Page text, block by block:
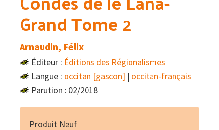
Grand Tome 2
Arnaudin, Félix
Éditeur : Éditions des Régionalismes
Langue : occitan [gascon] | occitan-français
Parution : 02/2018
Produit Neuf